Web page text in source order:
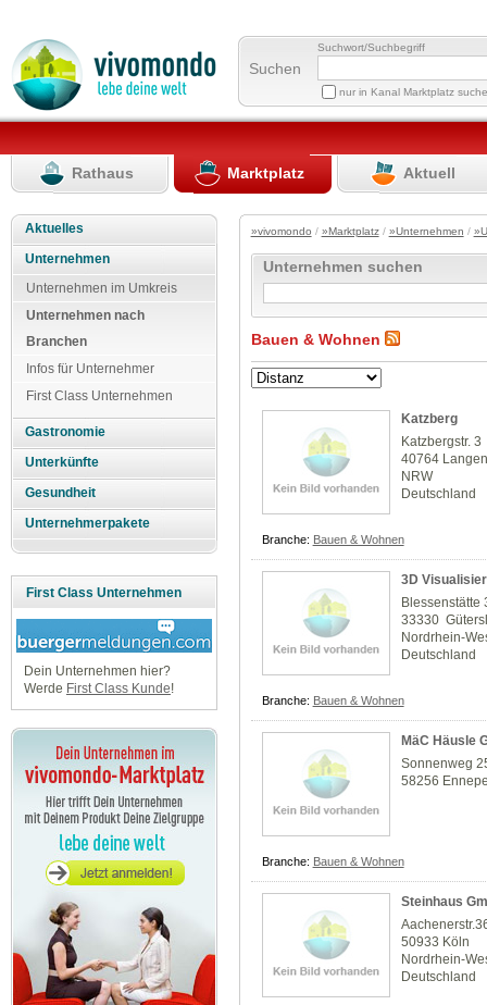
Suchen
Suchwort/Suchbegriff
nur in Kanal Marktplatz
Rathaus Marktplatz Aktuell
Aktuelles
Unternehmen
Unternehmen im Umkreis
Unternehmen nach
Branchen
Infos für Unternehmer
First Class Unternehmen
Gastronomie
Unterkünfte
Gesundheit
Unternehmerpakete
First Class Unternehmen
Dein Unternehmen hier?
Werde First Class Kunde!
»vivomondo / »Marktplatz/ »Unternehmen /
Unternehmen suchen
Bauen & Wohnen
Katzberg
Katzbergstr. 3
40764
NRW
Deutschland
Branche: Bauen & Wohnen
3D
Blessenstätte
33330
Nordrhein-
Deutschland
Branche: Bauen & Wohnen
MäC Häusle
Sonnenweg
58256
Branche: Bauen & Wohnen
Steinhaus
50933 Köln
Nordrhein-
Deutschland